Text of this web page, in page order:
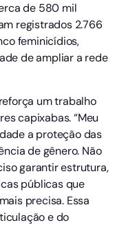
de 580 mil
registrados 2.766
feminicídios,
de ampliar a rede
um trabalho
capixabas. “Meu
a proteção das
de gênero. Não
garantir estrutura,
públicas que
precisa. Essa
e do